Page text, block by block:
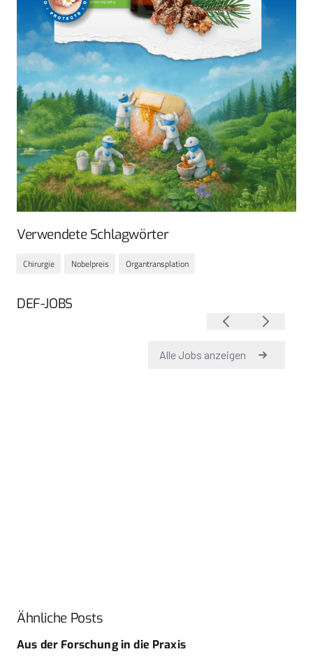
Verwendete Schlagwörter
Chirurgie Nobelpreis Organtransplation
DEF-JOBS
Ähnliche Posts
Aus der Forschung in die Praxis